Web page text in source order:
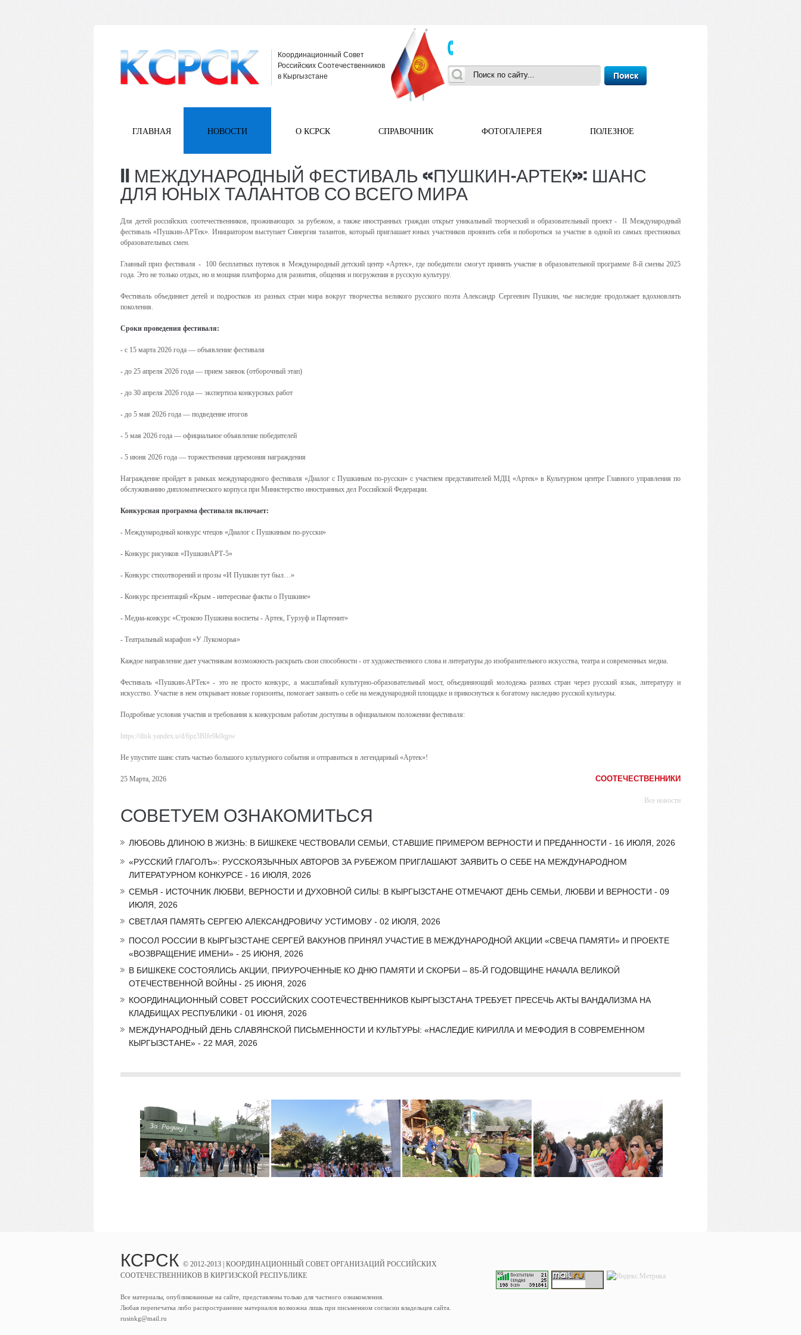
Координационный Совет
Российских Соотечественников
в Кыргызстане
ГЛАВНАЯ НОВОСТИ О КСРСК СПРАВОЧНИК ФОТОГАЛЕРЕЯ ПОЛЕЗНОЕ
II МЕЖДУНАРОДНЫЙ ФЕСТИВАЛЬ «ПУШКИН-АРТЕК»: ШАНС
ДЛЯ ЮНЫХ ТАЛАНТОВ СО ВСЕГО МИРА
Для детей российских соотечественников, проживающих за рубежом, а также иностранных граждан открыт уникальный творческий и образовательный проект -
II Международный
фестиваль «Пушкин-АРТек». Инициатором выступает Синергия талантов, который приглашает юных участников проявить себя и побороться за участие в одной из самых престижных
образовательных смен.
Главный приз фестиваля -
100 бесплатных путевок в Международный детский центр «Артек», где победители смогут принять участие в образовательной программе 8-й смены 2025
года. Это не только отдых, но и мощная платформа для развития, общения и погружения в русскую культуру.
Фестиваль объединяет детей и подростков из разных стран мира вокруг творчества великого русского поэта Александр Сергеевич Пушкин, чье наследие продолжает вдохновлять
поколения.
Сроки проведения фестиваля:
- с 15 марта 2026 года — объявление фестиваля
- до 25 апреля 2026 года — прием заявок (отборочный этап)
- до 30 апреля 2026 года — экспертиза конкурсных работ
- до 5 мая 2026 года — подведение итогов
- 5 мая 2026 года — официальное объявление победителей
- 5 июня 2026 года — торжественная церемония награждения
Награждение пройдет в рамках международного фестиваля «Диалог с Пушкиным по-русски» с участием представителей МДЦ «Артек» в Культурном центре Главного управления по
обслуживанию дипломатического корпуса при Министерство иностранных дел Российской Федерации.
Конкурсная программа фестиваля включает:
- Международный конкурс чтецов «Диалог с Пушкиным по-русски»
- Конкурс рисунков «ПушкинАРТ-5»
- Конкурс стихотворений и прозы «И Пушкин тут был…»
- Конкурс презентаций «Крым - интересные факты о Пушкине»
- Медиа-конкурс «Строкою Пушкина воспеты - Артек, Гурзуф и Партенит»
- Театральный марафон «У Лукоморья»
Каждое направление дает участникам возможность раскрыть свои способности - от художественного слова и литературы до изобразительного искусства, театра и современных медиа.
Фестиваль «Пушкин-АРТек» - это не просто конкурс, а масштабный культурно-образовательный мост, объединяющий молодежь разных стран через русский язык, литературу и
искусство. Участие в нем открывает новые горизонты, помогает заявить о себе на международной площадке и прикоснуться к богатому наследию русской культуры.
Подробные условия участия и требования к конкурсным работам доступны в официальном положении фестиваля:
https://disk.yandex.u/d/6pz3BIfe9k0qpw
Не упустите шанс стать частью большого культурного события и отправиться в легендарный «Артек»!
25 Марта, 2026 СООТЕЧЕСТВЕННИКИ
Все новости
СОВЕТУЕМ ОЗНАКОМИТЬСЯ
ЛЮБОВЬ ДЛИНОЮ В ЖИЗНЬ: В БИШКЕКЕ ЧЕСТВОВАЛИ СЕМЬИ, СТАВШИЕ ПРИМЕРОМ ВЕРНОСТИ И ПРЕДАННОСТИ - 16 ИЮЛЯ, 2026
«РУССКИЙ ГЛАГОЛЪ»: РУССКОЯЗЫЧНЫХ АВТОРОВ ЗА РУБЕЖОМ ПРИГЛАШАЮТ ЗАЯВИТЬ О СЕБЕ НА МЕЖДУНАРОДНОМ
ЛИТЕРАТУРНОМ КОНКУРСЕ - 16 ИЮЛЯ, 2026
СЕМЬЯ - ИСТОЧНИК ЛЮБВИ, ВЕРНОСТИ И ДУХОВНОЙ СИЛЫ: В КЫРГЫЗСТАНЕ ОТМЕЧАЮТ ДЕНЬ СЕМЬИ, ЛЮБВИ И ВЕРНОСТИ - 09
ИЮЛЯ, 2026
СВЕТЛАЯ ПАМЯТЬ СЕРГЕЮ АЛЕКСАНДРОВИЧУ УСТИМОВУ - 02 ИЮЛЯ, 2026
ПОСОЛ РОССИИ В КЫРГЫЗСТАНЕ СЕРГЕЙ ВАКУНОВ ПРИНЯЛ УЧАСТИЕ В МЕЖДУНАРОДНОЙ АКЦИИ «СВЕЧА ПАМЯТИ» И ПРОЕКТЕ
«ВОЗВРАЩЕНИЕ ИМЕНИ» - 25 ИЮНЯ, 2026
В БИШКЕКЕ СОСТОЯЛИСЬ АКЦИИ, ПРИУРОЧЕННЫЕ КО ДНЮ ПАМЯТИ И СКОРБИ – 85-Й ГОДОВЩИНЕ НАЧАЛА ВЕЛИКОЙ
ОТЕЧЕСТВЕННОЙ ВОЙНЫ - 25 ИЮНЯ, 2026
КООРДИНАЦИОННЫЙ СОВЕТ РОССИЙСКИХ СООТЕЧЕСТВЕННИКОВ КЫРГЫЗСТАНА ТРЕБУЕТ ПРЕСЕЧЬ АКТЫ ВАНДАЛИЗМА НА
КЛАДБИЩАХ РЕСПУБЛИКИ - 01 ИЮНЯ, 2026
МЕЖДУНАРОДНЫЙ ДЕНЬ СЛАВЯНСКОЙ ПИСЬМЕННОСТИ И КУЛЬТУРЫ: «НАСЛЕДИЕ КИРИЛЛА И МЕФОДИЯ В СОВРЕМЕННОМ
КЫРГЫЗСТАНЕ» - 22 МАЯ, 2026
КСРСК © 2012-2013 | КООРДИНАЦИОННЫЙ СОВЕТ ОРГАНИЗАЦИЙ РОССИЙСКИХ
СООТЕЧЕСТВЕННИКОВ В КИРГИЗСКОЙ РЕСПУБЛИКЕ
Все материалы, опубликованные на сайте, представлены только для частного ознакомления.
Любая перепечатка либо распространение материалов возможна лишь при письменном согласии владельцев сайта.
rusinkg@mail.ru